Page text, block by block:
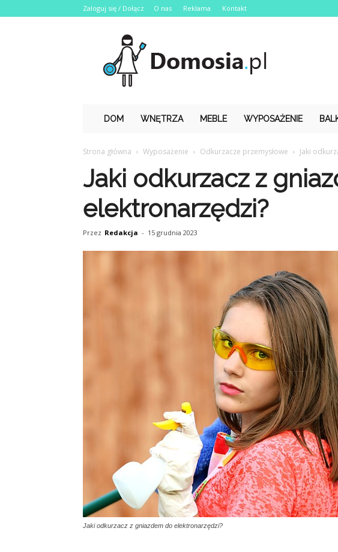
Zaloguj się / Dołącz O nas Reklama Kontakt
Domosia.pl
DOM WNĘTRZA MEBLE WYPOSAŻENIE
Strona główna Wyposażenie Odkurzacze przemysłowe Jaki
Jaki odkurzacz z
elektronarzędzi?
Przez Redakcja - 15 grudnia 2023
Jaki odkurzacz z gniazdem do elektronarzędzi?